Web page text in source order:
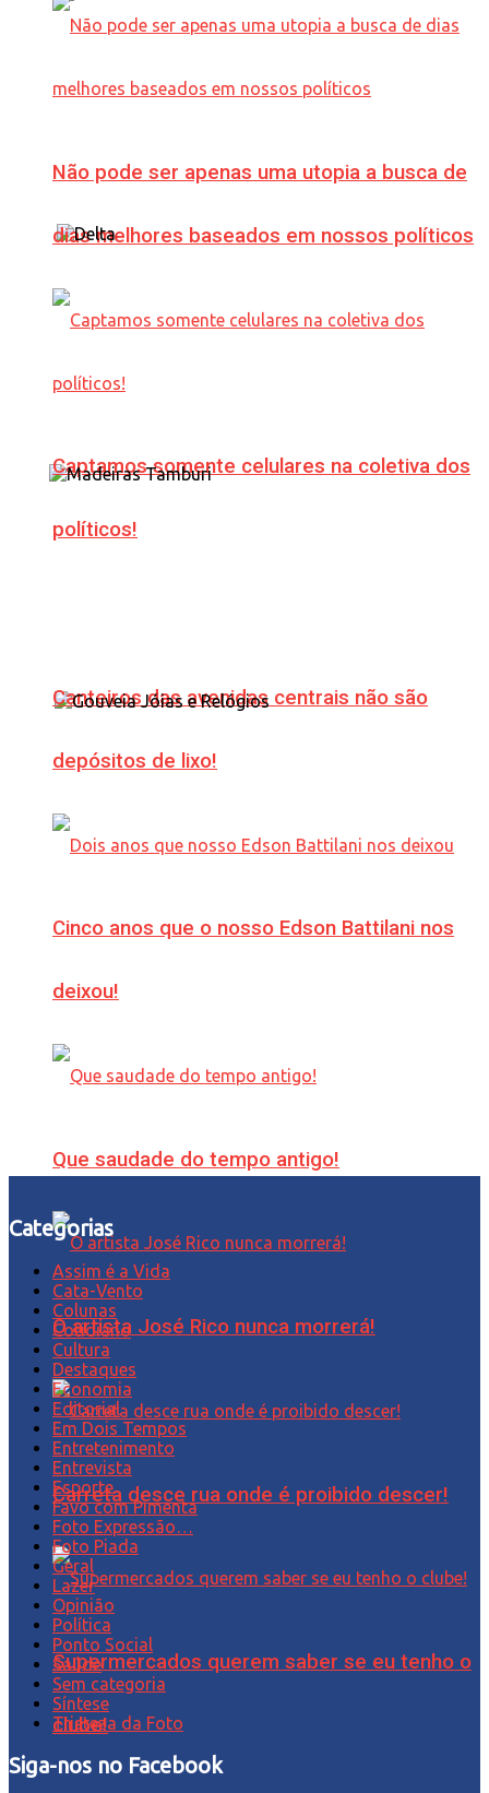
Não pode ser apenas uma utopia a busca de
dias melhores baseados em nossos políticos
Captamos somente celulares na coletiva dos
políticos!
Canteiros das avenidas centrais não são
depósitos de lixo!
Cinco anos que o nosso Edson Battilani nos
deixou!
Que saudade do tempo antigo!
O artista José Rico nunca morrerá!
Carreta desce rua onde é proibido descer!
Supermercados querem saber se eu tenho o
clube!
Categorias
Assim é a Vida
Cata-Vento
Colunas
Cotidiano
Cultura
Destaques
Economia
Editorial
Em Dois Tempos
Entretenimento
Entrevista
Esporte
Favo com Pimenta
Foto Expressão…
Foto Piada
Geral
Lazer
Opinião
Política
Ponto Social
Saúde
Sem categoria
Síntese
Tristeza da Foto
Siga-nos no Facebook